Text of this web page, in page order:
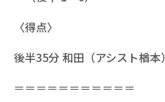
〈得点〉
後半35分 和田（アシスト楢本）
＝＝＝＝＝＝＝＝＝＝＝